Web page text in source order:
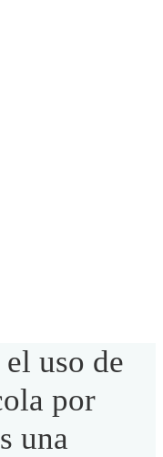
uso de
por
una